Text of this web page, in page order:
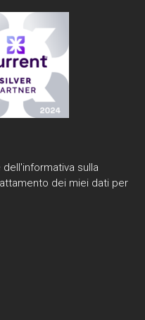
sulla
dei miei dati per